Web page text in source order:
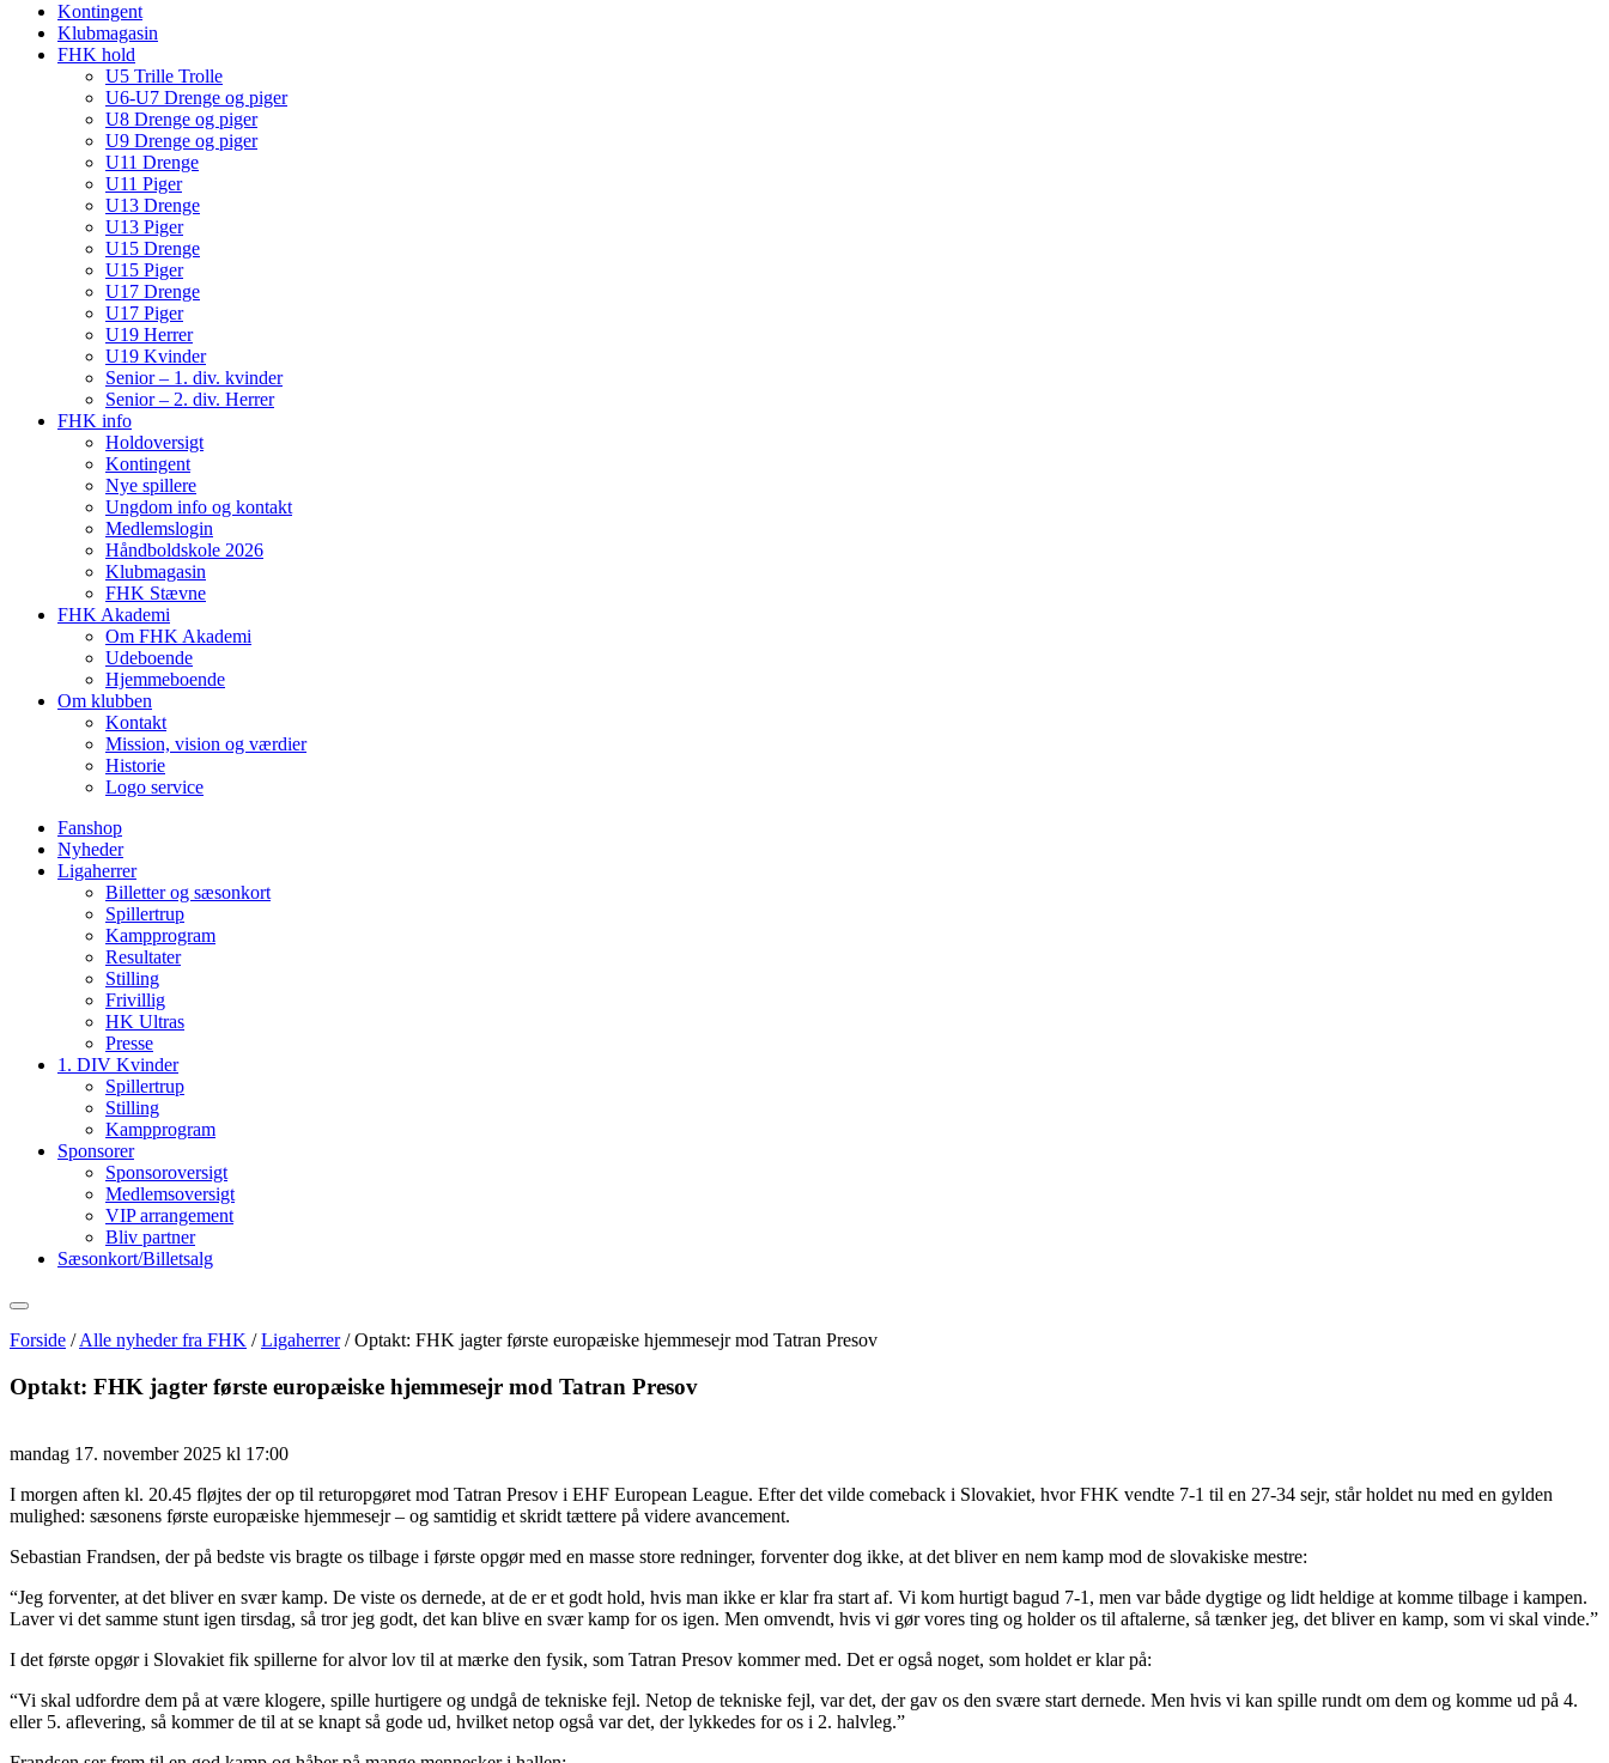
Kontingent
Klubmagasin
FHK hold
U5 Trille Trolle
U6-U7 Drenge og piger
U8 Drenge og piger
U9 Drenge og piger
U11 Drenge
U11 Piger
U13 Drenge
U13 Piger
U15 Drenge
U15 Piger
U17 Drenge
U17 Piger
U19 Herrer
U19 Kvinder
Senior – 1. div. kvinder
Senior – 2. div. Herrer
FHK info
Holdoversigt
Kontingent
Nye spillere
Ungdom info og kontakt
Medlemslogin
Håndboldskole 2026
Klubmagasin
FHK Stævne
FHK Akademi
Om FHK Akademi
Udeboende
Hjemmeboende
Om klubben
Kontakt
Mission, vision og værdier
Historie
Logo service
Fanshop
Nyheder
Ligaherrer
Billetter og sæsonkort
Spillertrup
Kampprogram
Resultater
Stilling
Frivillig
HK Ultras
Presse
1. DIV Kvinder
Spillertrup
Stilling
Kampprogram
Sponsorer
Sponsoroversigt
Medlemsoversigt
VIP arrangement
Bliv partner
Sæsonkort/Billetsalg
Forside /Alle nyheder fra FHK /Ligaherrer/Optakt: FHK jagter første europæiske hjemmesejr mod Tatran Presov
Optakt: FHK jagter første europæiske hjemmesejr mod Tatran Presov
mandag 17. november 2025 kl 17:00
I morgen aften kl. 20.45 fløjtes der op til returopgøret mod Tatran Presov i EHF European League. Efter det vilde comeback i Slovakiet, hvor FHK vendte 7-1 til en 27-34 sejr, står holdet nu med en gylden
mulighed: sæsonens første europæiske hjemmesejr – og samtidig et skridt tættere på videre avancement.
Sebastian Frandsen, der på bedste vis bragte os tilbage i første opgør med en masse store redninger, forventer dog ikke, at det bliver en nem kamp mod de slovakiske mestre:
“Jeg forventer, at det bliver en svær kamp. De viste os dernede, at de er et godt hold, hvis man ikke er klar fra start af. Vi kom hurtigt bagud 7-1, men var både dygtige og lidt heldige at komme tilbage i kampen.
Laver vi det samme stunt igen tirsdag, så tror jeg godt, det kan blive en svær kamp for os igen. Men omvendt, hvis vi gør vores ting og holder os til aftalerne, så tænker jeg, det bliver en kamp, som vi skal vinde.”
I det første opgør i Slovakiet fik spillerne for alvor lov til at mærke den fysik, som Tatran Presov kommer med. Det er også noget, som holdet er klar på:
“Vi skal udfordre dem på at være klogere, spille hurtigere og undgå de tekniske fejl. Netop de tekniske fejl, var det, der gav os den svære start dernede. Men hvis vi kan spille rundt om dem og komme ud på 4.
eller 5. aflevering, så kommer de til at se knapt så gode ud, hvilket netop også var det, der lykkedes for os i 2. halvleg.”